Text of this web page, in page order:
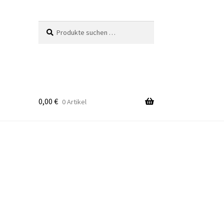
nach:
0,00 € 0 Artikel